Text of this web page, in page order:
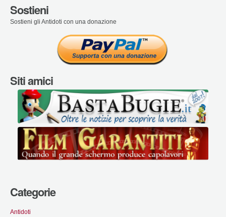
Sostieni
Sostieni gli Antidoti con una donazione
Siti amici
Categorie
Antidoti